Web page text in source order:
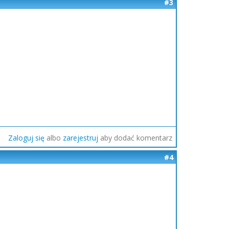
#3
Zaloguj się albo zarejestruj aby dodać komentarz
#4